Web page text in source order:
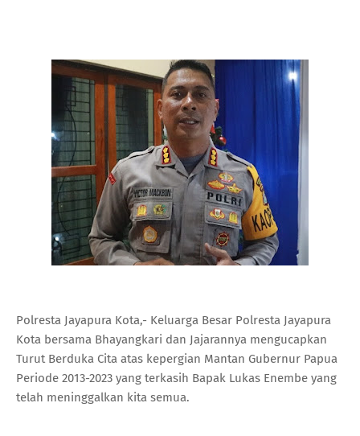
Polresta Jayapura Kota,- Keluarga Besar Polresta Jayapura
Kota bersama Bhayangkari dan Jajarannya mengucapkan
Turut Berduka Cita atas kepergian Mantan Gubernur Papua
Periode 2013-2023 yang terkasih Bapak Lukas Enembe yang
telah meninggalkan kita semua.